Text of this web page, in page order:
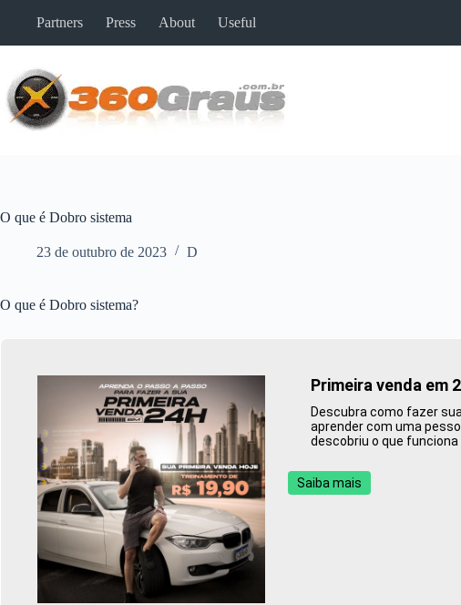
Partners Press About Useful
O que é Dobro sistema
23 de outubro de 2023 D
O que é Dobro sistema?
Primeira venda em
Descubra como fazer
aprender com uma
descobriu o que funciona
Saiba mais